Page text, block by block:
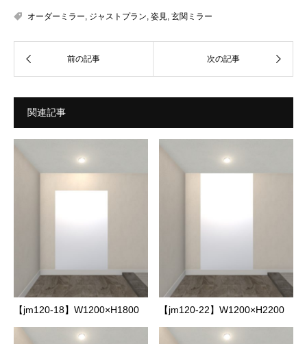
オーダーミラー, ジャストプラン, 姿見, 玄関ミラー
関連記事
【jm120-18】W1200×H1800 【jm120-22】W1200×H2200